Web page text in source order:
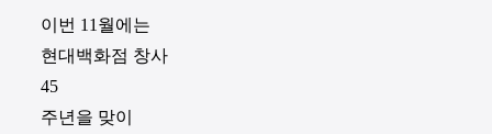
이번 11 월에는
현대백화점 창사
45
주년을 맞이